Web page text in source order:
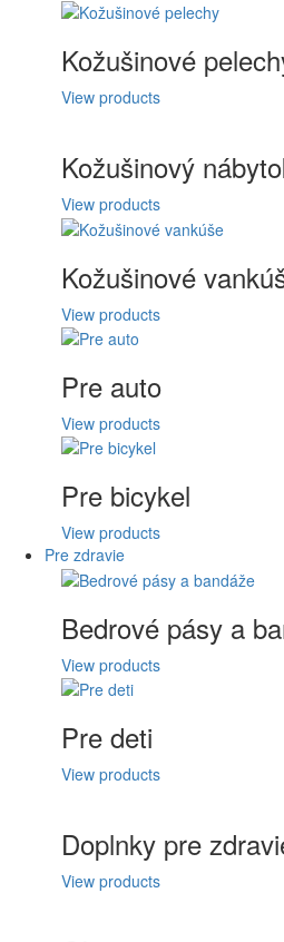
Kožušinové
View products
Kožušinový
View products
Kožušinové
View products
Pre auto
View products
Pre bicykel
View products
Pre zdravie
Bedrové pásy a
View products
Pre deti
View products
Doplnky pre
View products